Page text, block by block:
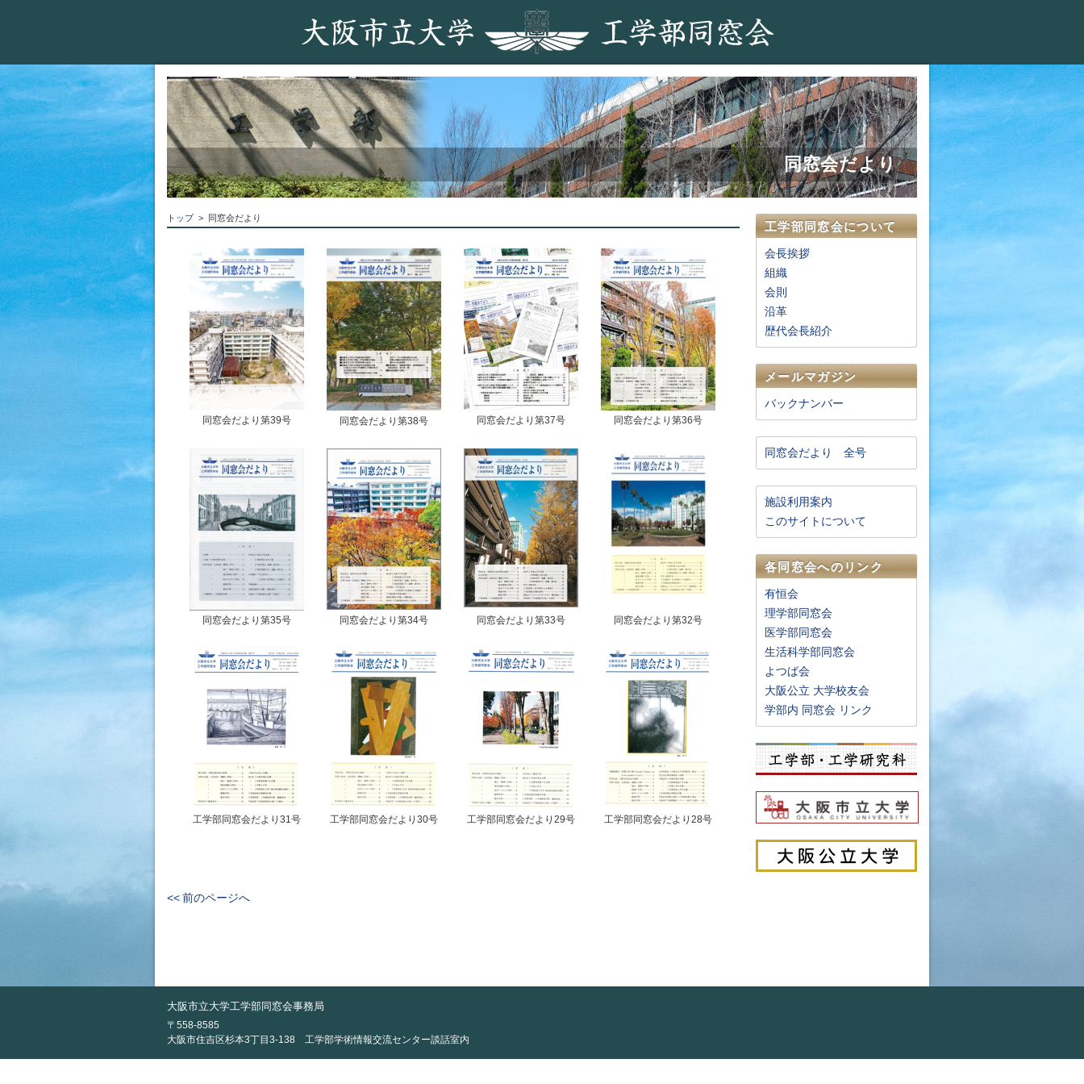
同窓会だより
トップ> 同窓会だより
同窓会だより第39号 同窓会だより第38号 同窓会だより第37号 同窓会だより第36号
同窓会だより第35号 同窓会だより第34号 同窓会だより第33号 同窓会だより第32号
工学部同窓会だより31号 工学部同窓会だより30号 工学部同窓会だより29号 工学部同窓会だより28号
<< 前のページへ
工学部同窓会について
会長挨拶
組織
会則
沿革
歴代会長紹介
メールマガジン
バックナンバー
同窓会だより 全号
施設利用案内
このサイトについて
各同窓会へのリンク
有恒会
理学部同窓会
医学部同窓会
生活科学部同窓会
よつば会
大阪公立 大学校友会
学部内 同窓会 リンク
大阪市立大学工学部同窓会事務局
〒558-8585
大阪市住吉区杉本3丁目3-138 工学部学術情報交流センター談話室内